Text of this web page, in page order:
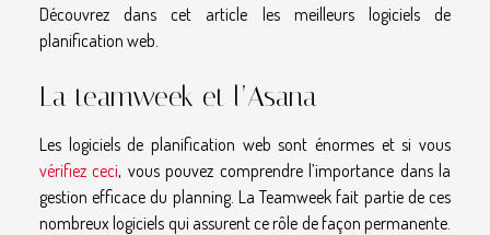
Découvrez dans cet article les meilleurs logiciels de
planification web.
La teamweek et l’Asana
Les logiciels de planification web sont énormes et si vous
vérifiez ceci, vous pouvez comprendre l’importance dans la
gestion efficace du planning. La Teamweek fait partie de ces
nombreux logiciels qui assurent ce rôle de façon permanente.